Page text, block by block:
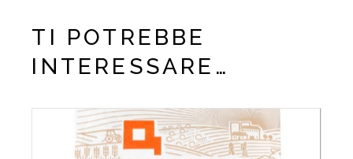
TI POTREBBE
INTERESSARE…